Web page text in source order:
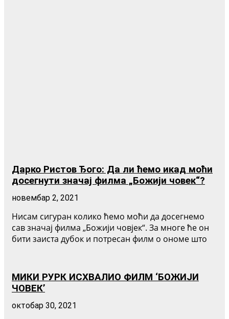
Дарко Ристов Ђого: Да ли ћемо икад моћи
досегнути значај филма „Божији човек“?
новембар 2, 2021
Нисам сигуран колико ћемо моћи да досегнемо
сав значај филма „Божији човјек“. За многе ће он
бити заиста дубок и потресан филм о ономе што
МИКИ РУРК ИСХВАЛИО ФИЛМ ‘БОЖИЈИ
ЧОВЕК’
октобар 30, 2021